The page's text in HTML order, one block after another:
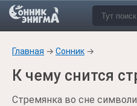
Главная → Сонник →
К чему снится
Стремянка во сне